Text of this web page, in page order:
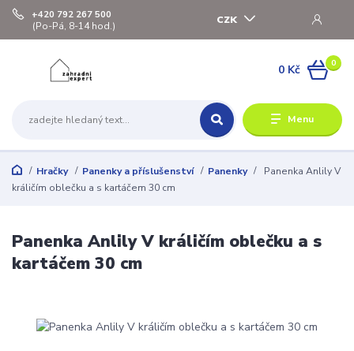
Menu
CZK
+420 792 267 500
(Po-Pá, 8-14 hod.)
0
0 Kč
Hračky Panenky a příslušenství Panenky
Panenka Anlily V
králičím oblečku a s kartáčem 30 cm
Panenka Anlily V králičím oblečku a s
kartáčem 30 cm